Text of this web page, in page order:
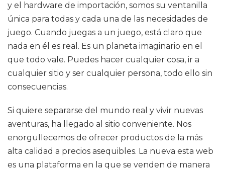
y el hardware de importación, somos su ventanilla
única para todas y cada una de las necesidades de
juego. Cuando juegas a un juego, está claro que
nada en él es real. Es un planeta imaginario en el
que todo vale. Puedes hacer cualquier cosa, ir a
cualquier sitio y ser cualquier persona, todo ello sin
consecuencias.
Si quiere separarse del mundo real y vivir nuevas
aventuras, ha llegado al sitio conveniente. Nos
enorgullecemos de ofrecer productos de la más
alta calidad a precios asequibles. La nueva esta web
es una plataforma en la que se venden de manera